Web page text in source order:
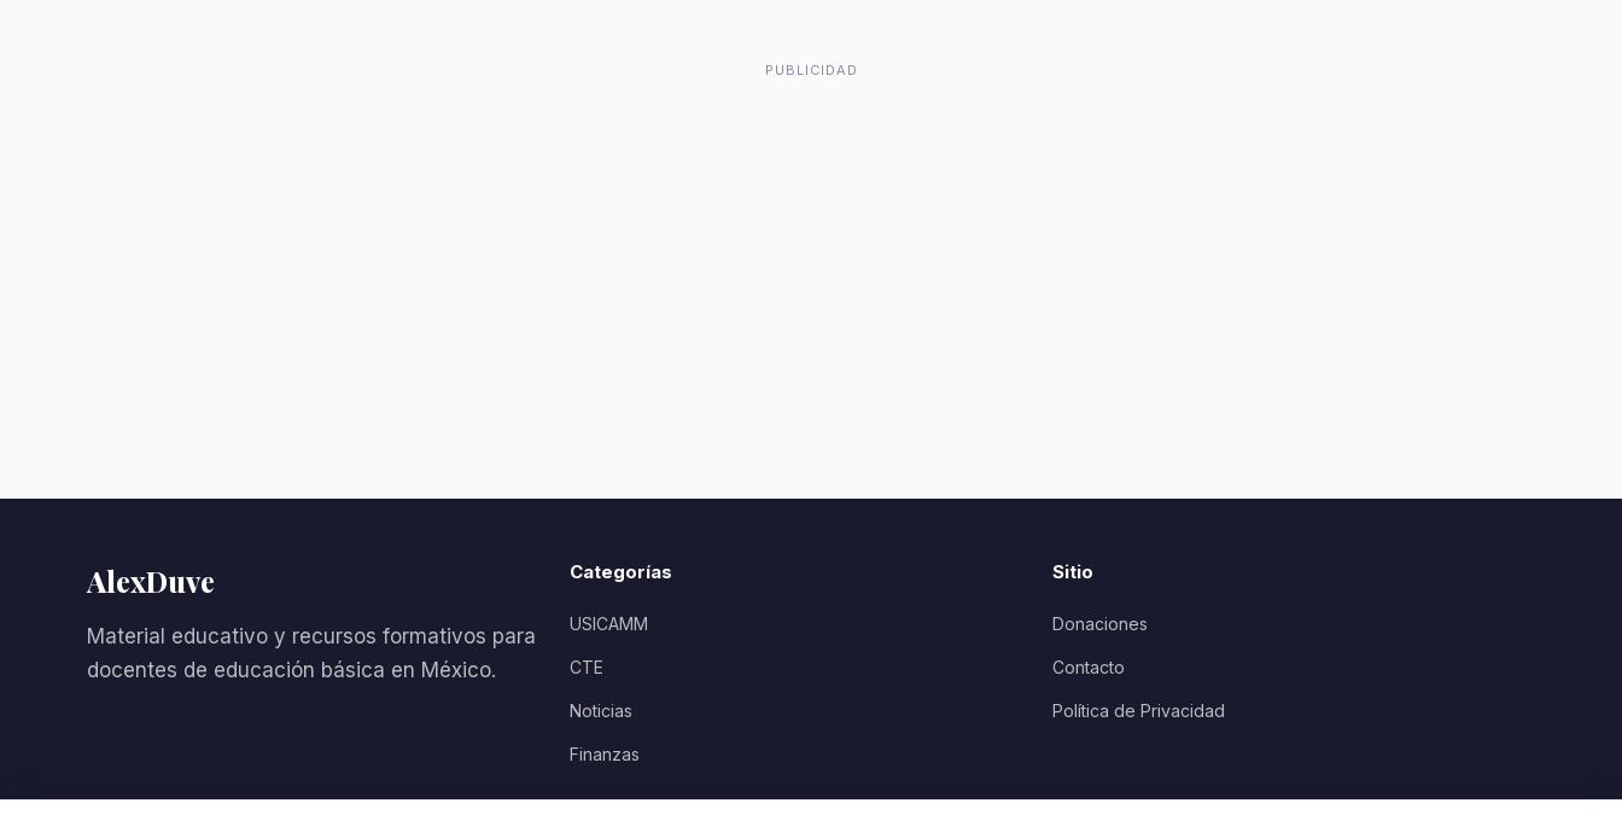
PUBLICIDAD
AlexDuve
Material educativo y recursos formativos para
docentes de educación básica en México.
Categorías
USICAMM
CTE
Noticias
Finanzas
Sitio
Donaciones
Contacto
Política de Privacidad